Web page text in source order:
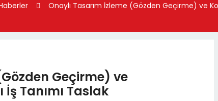
Onaylı Tasarım İzleme (Gözden Geçirme) ve
Geçirme) ve
Tanımı Taslak